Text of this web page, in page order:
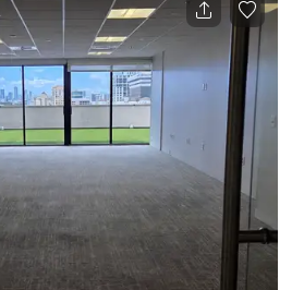
sanctuaire de cour privée avec
en carreaux de verre mosaïque et
tropical luxuriant. L'intérieur contient